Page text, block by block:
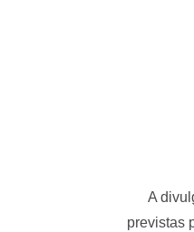
A
previstas